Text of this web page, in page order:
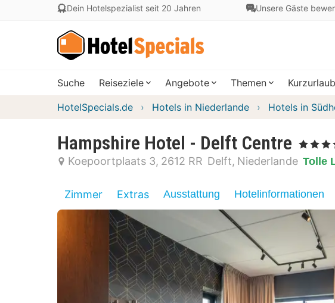
Dein Hotelspezialist seit 20 Jahren Unsere Gäste
Suche Reiseziele Angebote Themen Kurzurlaub
HotelSpecials.de Hotels in Niederlande Hotels in
Hampshire Hotel - Delft Centre , 4 Sterne
Koepoortplaats 3 2612 RR Delft Niederlande Tolle
Zimmer Extras Ausstattung Hotelinformationen